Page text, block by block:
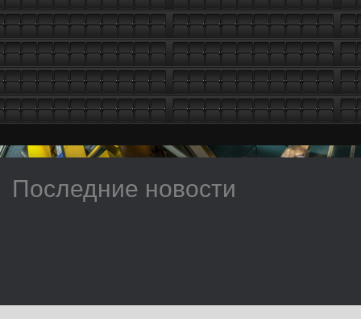
Последние новости